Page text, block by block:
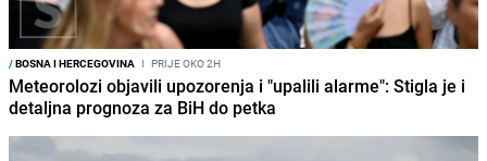
/BOSNA I HERCEGOVINA I PRIJE OKO 2H
Meteorolozi objavili upozorenja i "upalili alarme": Stigla je i
detaljna prognoza za BiH do petka